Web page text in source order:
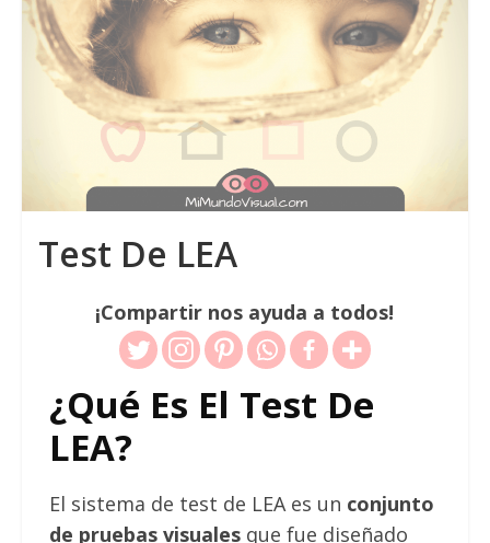
Test De LEA
¡Compartir nos ayuda a todos!
¿Qué Es El Test De
LEA?
El sistema de test de LEA es un conjunto
de pruebas visualesque fue diseñado